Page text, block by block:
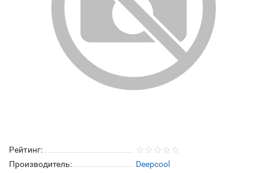
Рейтинг:
Производитель:
Deepcool